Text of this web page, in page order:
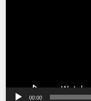
00:00